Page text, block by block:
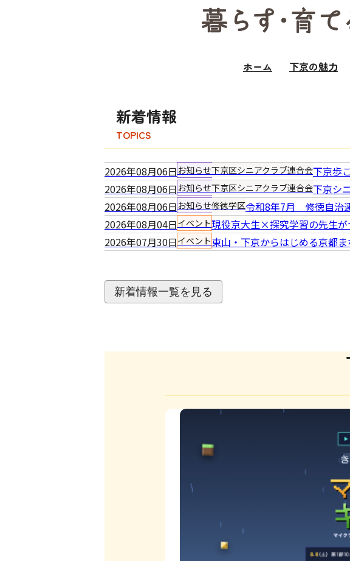
ホーム 下京の魅力
新着情報
TOPICS
2026年08月06日 お知らせ下京区シニアクラブ連合会下京歩
2026年08月06日 お知らせ下京区シニアクラブ連合会下京シ
2026年08月06日 お知らせ修徳学区令和8年7月 修徳自治
2026年08月04日イベント現役京大生×探究学習の先生が
2026年07月30日イベント東山・下京からはじめる京都
新着情報一覧を見る